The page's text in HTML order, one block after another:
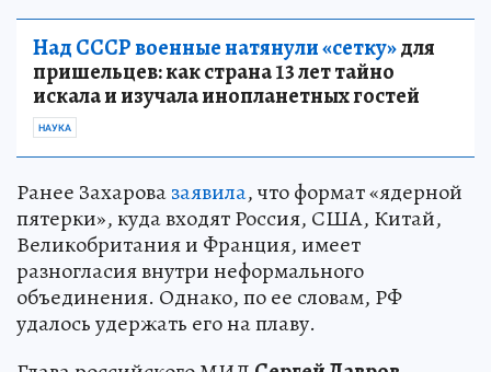
Над СССР военные натянули «сетку»для
пришельцев: как страна 13 лет тайно
искала и изучала инопланетных гостей
НАУКА
Ранее Захаровазаявила, что формат «ядерной
пятерки», куда входят Россия, США, Китай,
Великобритания и Франция, имеет
разногласия внутри неформального
объединения. Однако, по ее словам, РФ
удалось удержать его на плаву.